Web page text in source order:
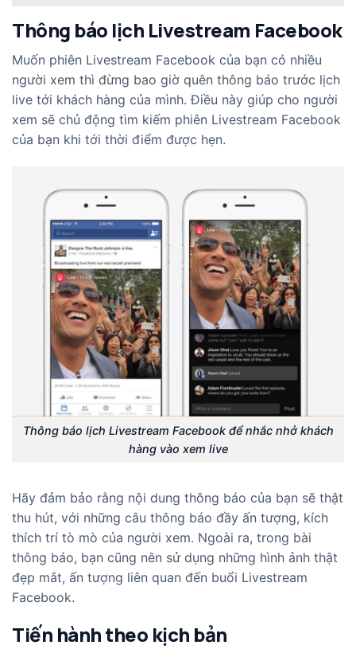
Thông báo lịch Livestream Facebook
Muốn phiên Livestream Facebook của bạn có nhiều
người xem thì đừng bao giờ quên thông báo trước lịch
live tới khách hàng của mình. Điều này giúp cho người
xem sẽ chủ động tìm kiếm phiên Livestream Facebook
của bạn khi tới thời điểm được hẹn.
Thông báo lịch Livestream Facebook để nhắc nhở khách
hàng vào xem live
Hãy đảm bảo rằng nội dung thông báo của bạn sẽ thật
thu hút, với những câu thông báo đầy ấn tượng, kích
thích trí tò mò của người xem. Ngoài ra, trong bài
thông báo, bạn cũng nên sử dụng những hình ảnh thật
đẹp mắt, ấn tượng liên quan đến buổi Livestream
Facebook.
Tiến hành theo kịch bản